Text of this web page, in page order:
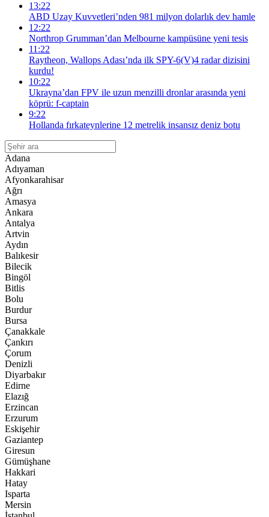
13:22
ABD Uzay Kuvvetleri’nden 981 milyon dolarlık dev hamle
12:22
Northrop Grumman’dan Melbourne kampüsüne yeni tesis
11:22
Raytheon, Wallops Adası’nda ilk SPY-6(V)4 radar dizisini
kurdu!
10:22
Ukrayna’dan FPV ile uzun menzilli dronlar arasında yeni
köprü: f-captain
9:22
Hollanda fırkateynlerine 12 metrelik insansız deniz botu
Adana
Adıyaman
Afyonkarahisar
Ağrı
Amasya
Ankara
Antalya
Artvin
Aydın
Balıkesir
Bilecik
Bingöl
Bitlis
Bolu
Burdur
Bursa
Çanakkale
Çankırı
Çorum
Denizli
Diyarbakır
Edirne
Elazığ
Erzincan
Erzurum
Eskişehir
Gaziantep
Giresun
Gümüşhane
Hakkari
Hatay
Isparta
Mersin